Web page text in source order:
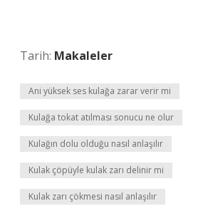
Tarih: Makaleler
Ani yüksek ses kulağa zarar verir mi
Kulağa tokat atılması sonucu ne olur
Kulağın dolu olduğu nasıl anlaşılır
Kulak çöpüyle kulak zarı delinir mi
Kulak zarı çökmesi nasıl anlaşılır